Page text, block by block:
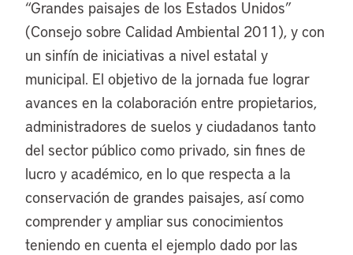
“Grandes paisajes de los Estados Unidos”
(Consejo sobre Calidad Ambiental 2011), y con
un sinfín de iniciativas a nivel estatal y
municipal. El objetivo de la jornada fue lograr
avances en la colaboración entre propietarios,
administradores de suelos y ciudadanos tanto
del sector público como privado, sin fines de
lucro y académico, en lo que respecta a la
conservación de grandes paisajes, así como
comprender y ampliar sus conocimientos
teniendo en cuenta el ejemplo dado por las